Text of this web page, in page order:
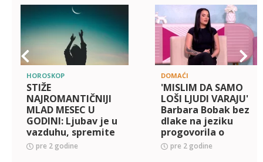
HOROSKOP
STIŽE
NAJROMANTIČNIJI
MLAD MESEC U
GODINI: Ljubav je u
vazduhu, spremite
se za VELIKE
PROMENE
pre 2 godine
DOMAĆI
'MISLIM DA SAMO
LOŠI LJUDI VARAJU'
Barbara Bobak bez
dlake na jeziku
progovorila o
PRELJUBI, pa
poručila: JA SAM
pre 2 godine